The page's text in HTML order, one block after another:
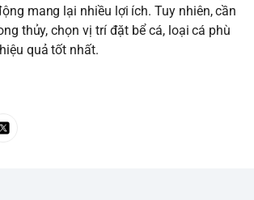
mang lại nhiều lợi ích. Tuy nhiên, cần
thủy, chọn vị trí đặt bể cá, loại cá phù
quả tốt nhất.